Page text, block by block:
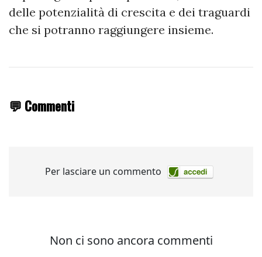
delle potenzialità di crescita e dei traguardi
che si potranno raggiungere insieme.
💬 Commenti